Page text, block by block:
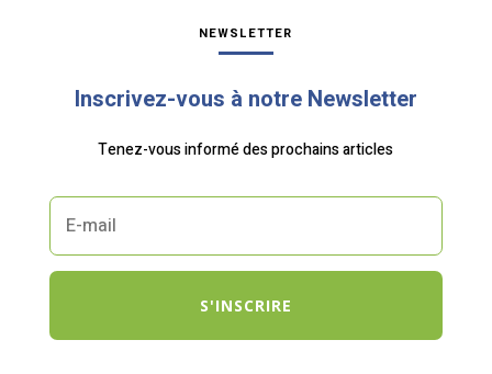
NEWSLETTER
Inscrivez-vous à notre Newsletter
Tenez-vous informé des prochains articles
S'INSCRIRE